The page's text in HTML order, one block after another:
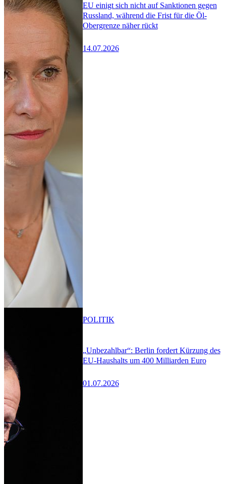
EU einigt sich nicht auf Sanktionen gegen
Russland, während die Frist für die Öl-
Obergrenze näher rückt
14.07.2026
„Unbezahlbar“: Berlin fordert Kürzung des
EU-Haushalts um 400 Milliarden Euro
01.07.2026
POLITIK